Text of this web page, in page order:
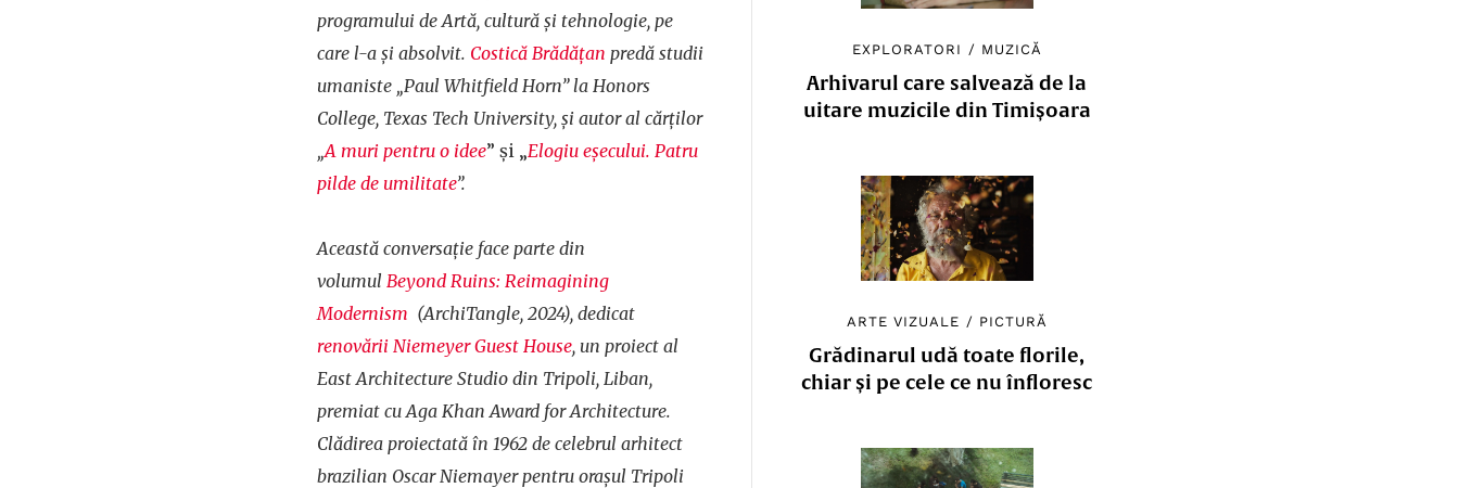
EXPLORATORI / MUZICĂ
Arhivarul care salvează de la
uitare muzicile din Timișoara
ARTE VIZUALE / PICTURĂ
Grădinarul udă toate florile,
chiar și pe cele ce nu înfloresc
programului de Artă, cultură și tehnologie, pe
care l-a și absolvit. Costică Brădățan predă studii
umaniste „Paul Whitfield Horn” la Honors
College, Texas Tech University, și autor al cărților
„A muri pentru o idee” și „Elogiu eșecului. Patru
pilde de umilitate”.
Această conversație face parte din
volumul Beyond Ruins: Reimagining
Modernism (ArchiTangle, 2024), dedicat
renovării Niemeyer Guest House, un proiect al
East Architecture Studio din Tripoli, Liban,
premiat cu Aga Khan Award for Architecture.
Clădirea proiectată în 1962 de celebrul arhitect
brazilian Oscar Niemayer pentru orașul Tripoli